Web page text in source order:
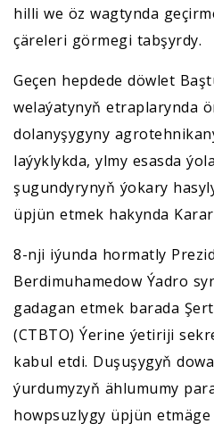
hilli we öz wagtynda
çäreleri görmegi tabşyrdy.
Geçen hepdede döwlet
welaýatynyň etraplarynda
dolanyşygyny
laýyklykda, ylmy esasda
şugundyrynyň ýokary
üpjün etmek hakynda
8-nji iýunda hormatly
Berdimuhamedow Ýadro
gadagan etmek barada
(СTBTO) Ýerine ýetiriji
kabul etdi. Duşuşygyň
ýurdumyzyň ählumumy
howpsuzlygy üpjün